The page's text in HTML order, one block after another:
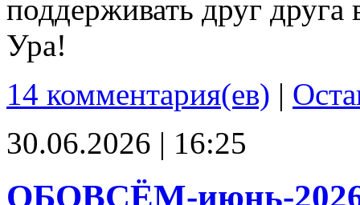
поддерживать друг
Ура!
14 комментария(ев) |
30.06.2026 | 16:25
ОБОВСЁМ-июнь-